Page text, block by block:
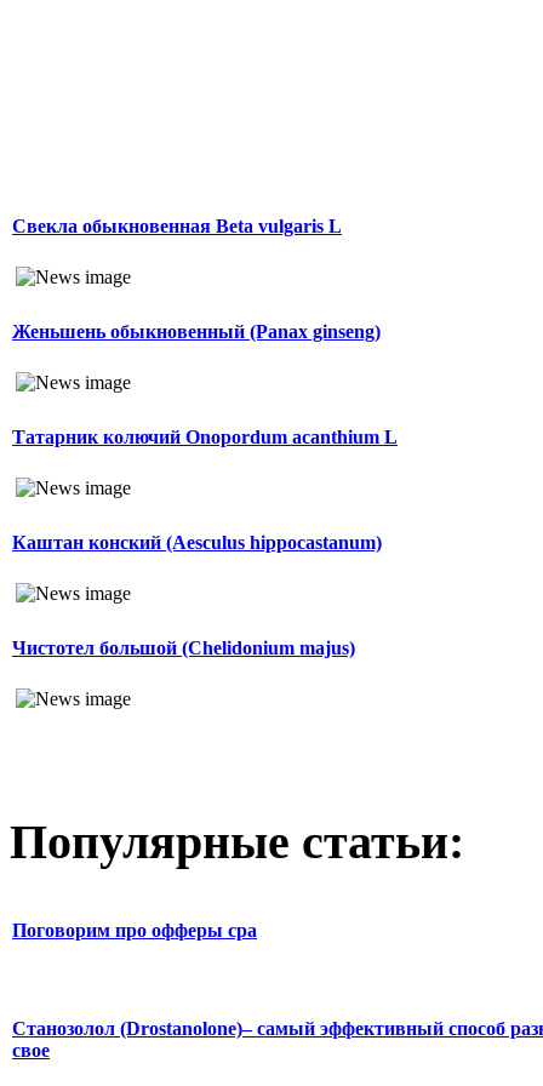
Свекла обыкновенная Beta vulgaris L
Женьшень обыкновенный (Panax ginseng)
Татарник колючий Onopordum acanthium L
Каштан конский (Aesculus hippocastanum)
Чистотел большой (Chelidonium majus)
Популярные статьи:
Поговорим про офферы cpa
Станозолол (Drostanolone)– самый эффективный способ
свое